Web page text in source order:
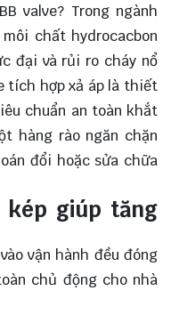
valve? Trong ngành
chất hydrocacbon
đại và rủi ro cháy nổ
tích hợp xả áp là thiết
chuẩn an toàn khắt
hàng rào ngăn chặn
đổi hoặc sửa chữa
kép giúp tăng
vận hành đều đóng
chủ động cho nhà